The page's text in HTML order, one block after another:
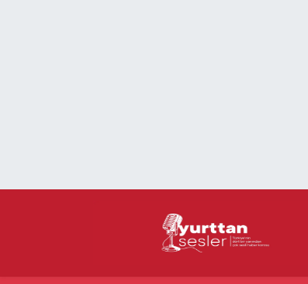
Süper Lig Puan Durumu ve Fikstür